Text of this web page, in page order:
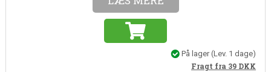
På lager(Lev. 1 dage)
Fragt fra 39 DKK